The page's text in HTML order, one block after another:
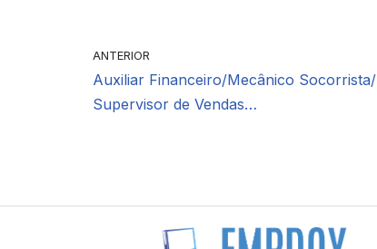
ANTERIOR
Auxiliar Financeiro/Mecânico Socorrista/
Supervisor de Vendas…